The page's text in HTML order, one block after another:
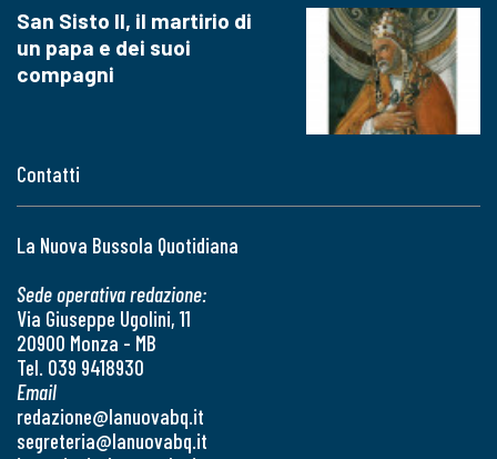
Contatti
La Nuova Bussola Quotidiana
Sede operativa redazione:
Via Giuseppe Ugolini, 11
20900 Monza - MB
Tel. 039 9418930
Email
redazione@lanuovabq.it
segreteria@lanuovabq.it
San Sisto II, il martirio di
un papa e dei suoi
compagni